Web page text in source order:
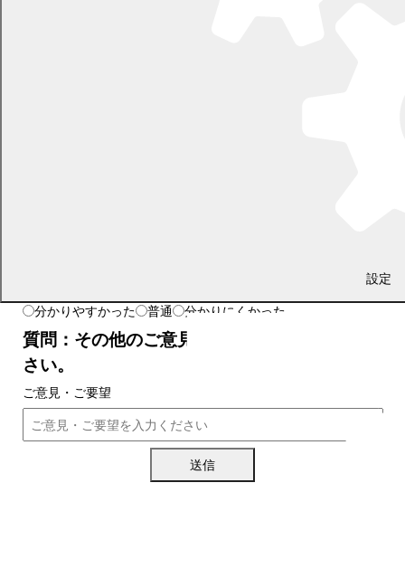
設定
分かりやすかった 普通 分かりにくかった
質問：その他のご意見・ご要望をお聞かせくだ
さい。
ご意見・ご要望
送信